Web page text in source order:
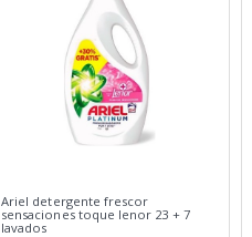
Ariel detergente frescor
sensaciones toque lenor 23 + 7
lavados